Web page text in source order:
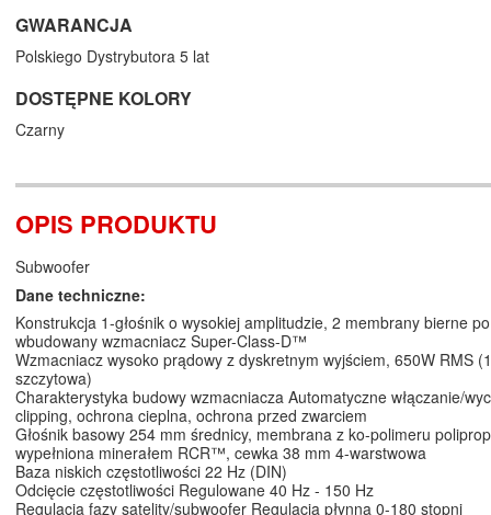
GWARANCJA
Polskiego Dystrybutora 5 lat
DOSTĘPNE KOLORY
Czarny
OPIS PRODUKTU
Subwoofer
Dane techniczne:
Konstrukcja 1-głośnik o wysokiej amplitudzie, 2 membrany bierne
wbudowany wzmacniacz Super-Class-D™
Wzmacniacz wysoko prądowy z dyskretnym wyjściem, 650W RMS
szczytowa)
Charakterystyka budowy wzmacniacza Automatyczne włączanie/
clipping, ochrona cieplna, ochrona przed zwarciem
Głośnik basowy 254 mm średnicy, membrana z ko-polimeru
wypełniona minerałem RCR™, cewka 38 mm 4-warstwowa
Baza niskich częstotliwości 22 Hz (DIN)
Odcięcie częstotliwości Regulowane 40 Hz - 150 Hz
Regulacja fazy satelity/subwoofer Regulacja płynna 0-180 stopni